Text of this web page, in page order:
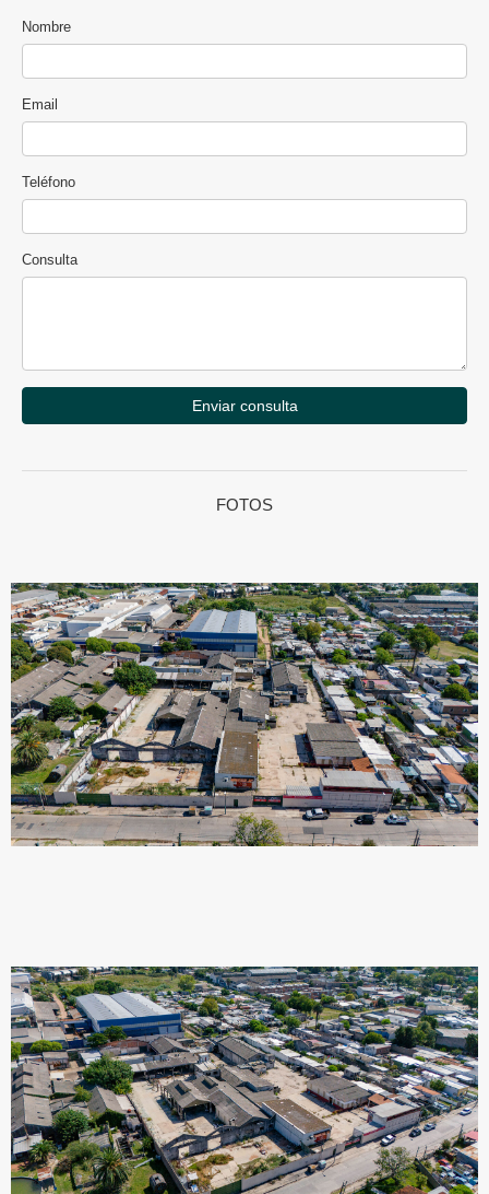
Nombre
Email
Teléfono
Consulta
Enviar consulta
FOTOS